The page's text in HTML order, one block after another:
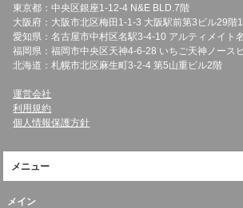
東京都：中央区銀座1-12-4 N&E BLD.7階
大阪府：大阪市北区梅田1-1-3 大阪駅前第3ビル29階
愛知県：名古屋市中村区名駅3-4-10 アルティメイト
福岡県：福岡市中央区天神4-6-28 いちご天神ノース
北海道：札幌市北区麻生町3-2-4 第5山重ビル2階
運営会社
利用規約
個人情報保護方針
メニュー
メイン